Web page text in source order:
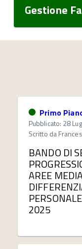
Gestione
Primo
Pubblicato: 28
Scritto da
BANDO DI
AREE
2025